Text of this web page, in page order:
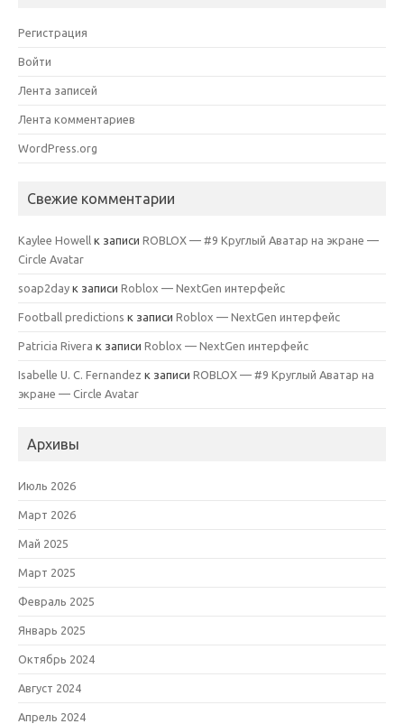
Регистрация
Войти
Лента записей
Лента комментариев
WordPress.org
Свежие комментарии
Kaylee Howell к записи ROBLOX — #9 Круглый Аватар на экране —
Circle Avatar
soap2day к записи Roblox — NextGen интерфейс
Football predictions к записи Roblox — NextGen интерфейс
Patricia Rivera к записи Roblox — NextGen интерфейс
Isabelle U. C. Fernandez к записи ROBLOX — #9 Круглый Аватар на
экране — Circle Avatar
Архивы
Июль 2026
Март 2026
Май 2025
Март 2025
Февраль 2025
Январь 2025
Октябрь 2024
Август 2024
Апрель 2024